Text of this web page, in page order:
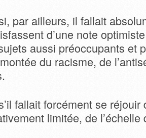
ailleurs, il fallait
d’une note
aussi préoccupants et
du racisme, de
fallait forcément se réjouir
limitée, de l’échelle